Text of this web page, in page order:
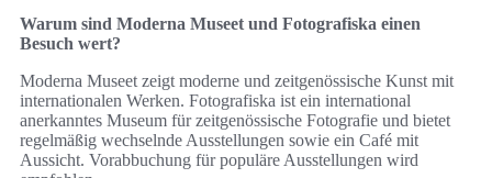
Warum sind Moderna Museet und Fotografiska einen
Besuch wert?
Moderna Museet zeigt moderne und zeitgenössische Kunst mit
internationalen Werken. Fotografiska ist ein international
anerkanntes Museum für zeitgenössische Fotografie und bietet
regelmäßig wechselnde Ausstellungen sowie ein Café mit
Aussicht. Vorabbuchung für populäre Ausstellungen wird